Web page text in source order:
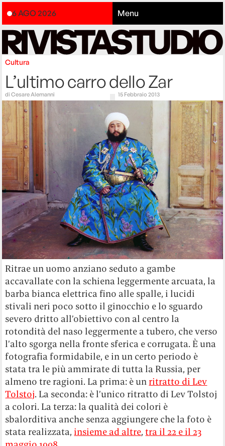
6 AGO 2026 Menu
Cultura
L’ultimo carro dello Zar
diCesare Alemanni 15 Febbraio 2013
Ritrae un uomo anziano seduto a gambe
accavallate con la schiena leggermente arcuata, la
barba bianca elettrica fino alle spalle, i lucidi
stivali neri poco sotto il ginocchio e lo sguardo
severo dritto all’obiettivo con al centro la
rotondità del naso leggermente a tubero, che verso
l’alto sgorga nella fronte sferica e corrugata. È una
fotografia formidabile, e in un certo periodo è
stata tra le più ammirate di tutta la Russia, per
almeno tre ragioni. La prima: è un ritratto di Lev
Tolstoj. La seconda: è l’unico ritratto di Lev Tolstoj
a colori. La terza: la qualità dei colori è
sbalorditiva anche senza aggiungere che la foto è
stata realizzata, insieme ad altre,tra il 22 e il 23